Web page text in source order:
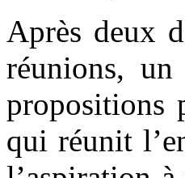
Après deux
réunions,
propositions
qui réunit